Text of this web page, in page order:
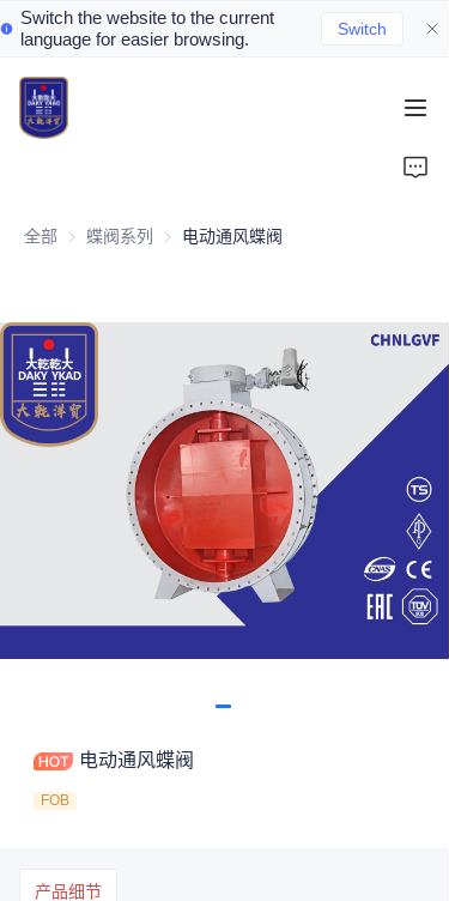
Switch the website to the current
language for easier browsing.
Switch
全部 蝶阀系列 蝶阀系列
电动通风蝶阀
电动通风蝶阀
FOB
产品细节
Home
Valve Products
Valve News
Contact Us